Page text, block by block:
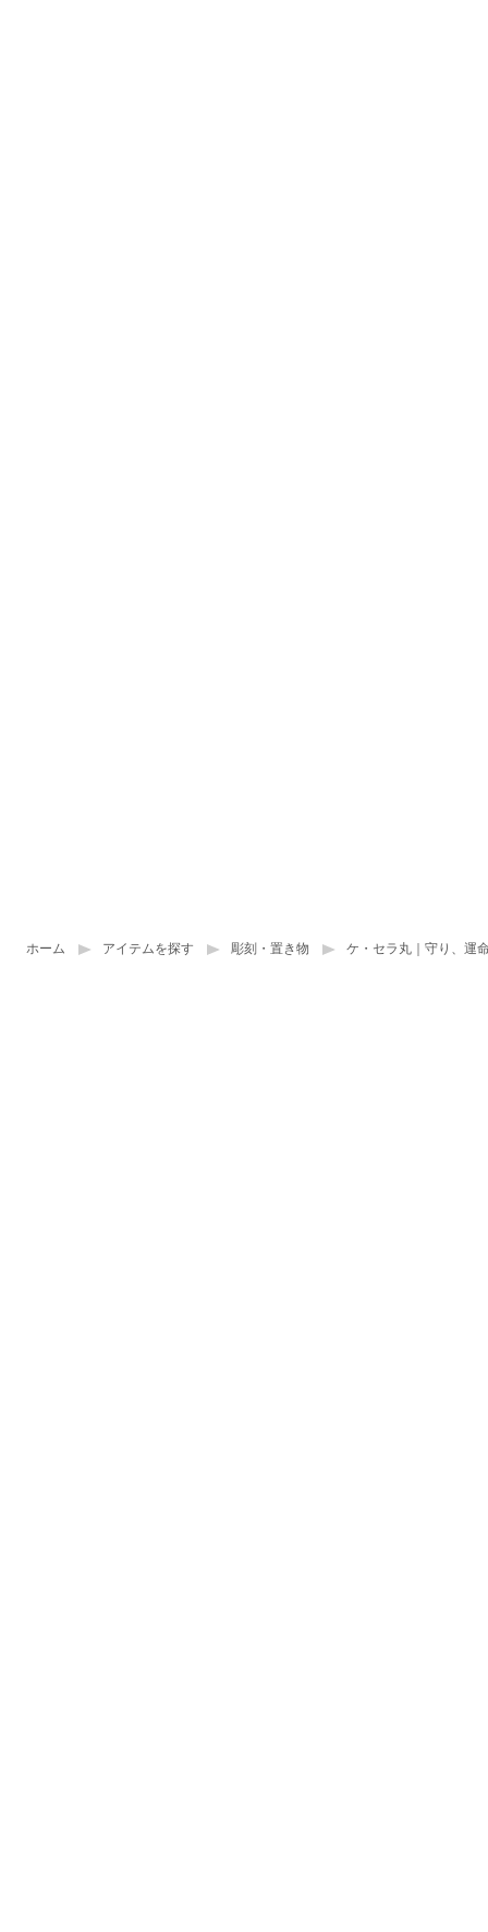
ホーム アイテムを探す 彫刻・置き物 ケ・セラ丸｜守り、運